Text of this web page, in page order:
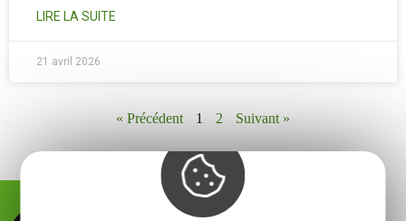
LIRE LA SUITE
21 avril 2026
« Précédent 1 2 Suivant »